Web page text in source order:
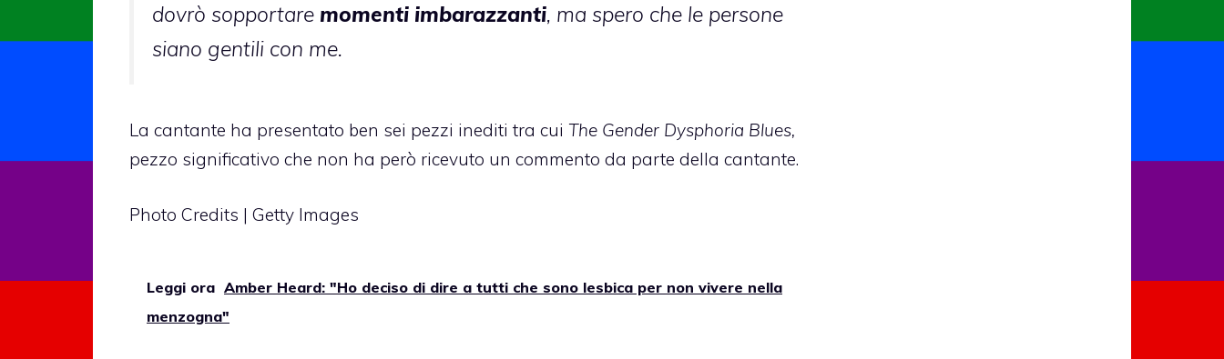
dovrò sopportare momenti imbarazzanti, ma spero che le persone
siano gentili con me.
La cantante ha presentato ben sei pezzi inediti tra cui The Gender Dysphoria Blues,
pezzo significativo che non ha però ricevuto un commento da parte della cantante.
Photo Credits | Getty Images
Leggi ora Amber Heard: "Ho deciso di dire a tutti che sono lesbica per non vivere nella
menzogna"